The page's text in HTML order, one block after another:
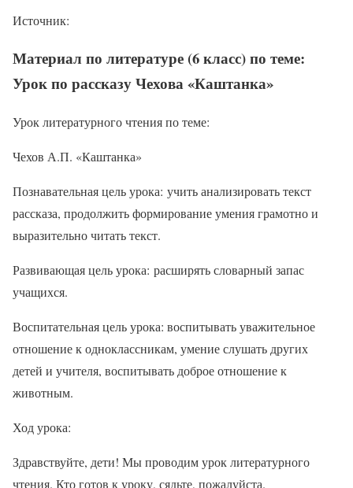
Источник:
Материал по литературе (6 класс) по теме:
Урок по рассказу Чехова «Каштанка»
Урок литературного чтения по теме:
Чехов А.П. «Каштанка»
Познавательная цель урока: учить анализировать текст
рассказа, продолжить формирование умения грамотно и
выразительно читать текст.
Развивающая цель урока: расширять словарный запас
учащихся.
Воспитательная цель урока: воспитывать уважительное
отношение к одноклассникам, умение слушать других
детей и учителя, воспитывать доброе отношение к
животным.
Ход урока:
Здравствуйте, дети! Мы проводим урок литературного
чтения. Кто готов к уроку, сядьте, пожалуйста.